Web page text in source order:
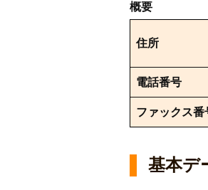
概要
住所
電話番号
ファックス番
基本デ